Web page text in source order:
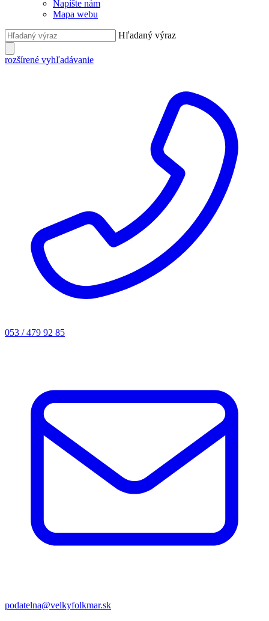
Napíšte nám
Mapa webu
Hľadaný výraz
rozšírené vyhľadávanie
053 / 479 92 85
podatelna@velkyfolkmar.sk